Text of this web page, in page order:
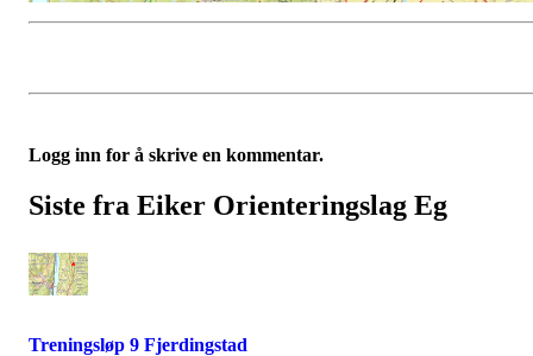
Logg inn for å skrive en kommentar.
Siste fra Eiker Orienteringslag Eg
Treningsløp 9 Fjerdingstad